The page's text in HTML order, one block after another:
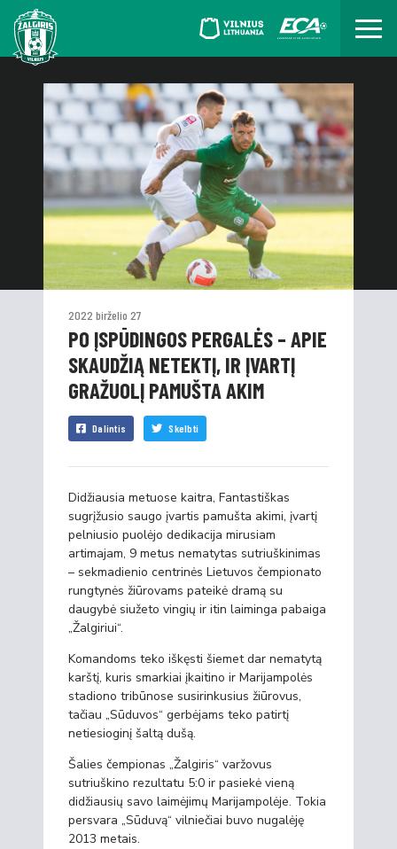
2022 birželio 27
PO ĮSPŪDINGOS PERGALĖS – APIE
SKAUDŽIĄ NETEKTĮ, IR ĮVARTĮ
GRAŽUOLĮ PAMUŠTA AKIM
Dalintis Skelbti
Didžiausia metuose kaitra, Fantastiškas
sugrįžusio saugo įvartis pamušta akimi, įvartį
pelniusio puolėjo dedikacija mirusiam
artimajam, 9 metus nematytas sutriuškinimas
– sekmadienio centrinės Lietuvos čempionato
rungtynės žiūrovams pateikė dramą su
daugybė siužeto vingių ir itin laiminga pabaiga
„Žalgiriui“.
Komandoms teko iškęsti šiemet dar nematytą
karštį, kuris smarkiai įkaitino ir Marijampolės
stadiono tribūnose susirinkusius žiūrovus,
tačiau „Sūduvos“ gerbėjams teko patirtį
netiesioginį šaltą dušą.
Šalies čempionas „Žalgiris“ varžovus
sutriuškino rezultatu 5:0 ir pasiekė vieną
didžiausių savo laimėjimų Marijampolėje. Tokia
persvara „Sūduvą“ vilniečiai buvo nugalėję
2013 metais.